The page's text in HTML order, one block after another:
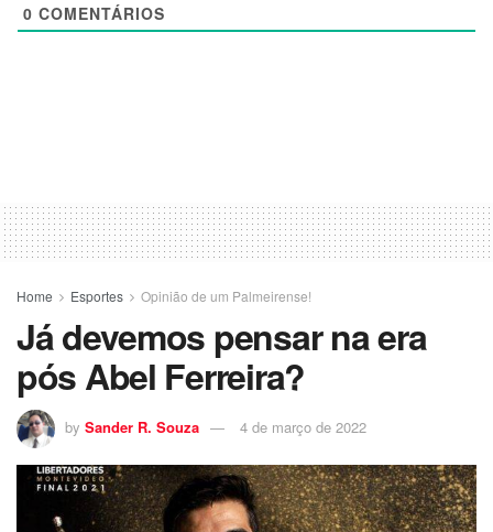
0 COMENTÁRIOS
Home Esportes Opinião de um Palmeirense!
Já devemos pensar na era
pós Abel Ferreira?
by Sander R. Souza 4 de março de 2022